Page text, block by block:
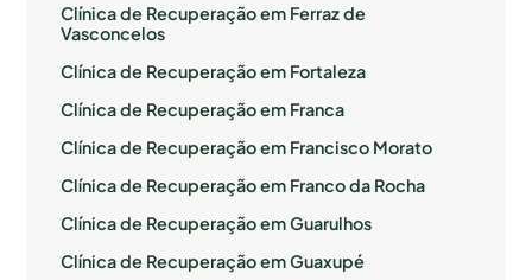
Clínica de Recuperação em Ferraz de
Vasconcelos
Clínica de Recuperação em Fortaleza
Clínica de Recuperação em Franca
Clínica de Recuperação em Francisco Morato
Clínica de Recuperação em Franco da Rocha
Clínica de Recuperação em Guarulhos
Clínica de Recuperação em Guaxupé